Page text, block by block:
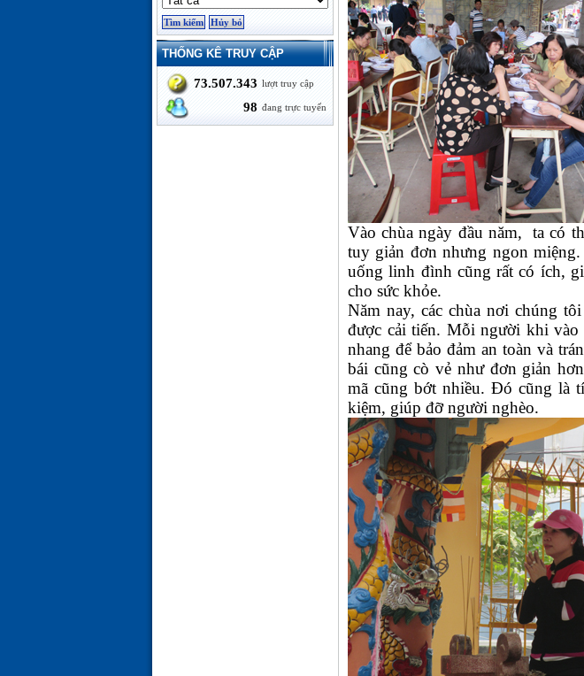
THỐNG KÊ TRUY CẬP
73.507.343 lượt truy cập
98 đang trực tuyến
Vào chùa ngày đầu năm, ta có
tuy giản đơn nhưng ngon
uống linh đình cũng rất có ích,
cho sức khỏe.
Năm nay, các chùa nơi chúng
được cải tiến. Mỗi người khi
nhang để bảo đảm an toàn và
bái cũng cò vẻ như đơn giản
mã cũng bớt nhiều. Đó cũng là
kiệm, giúp đỡ người nghèo.